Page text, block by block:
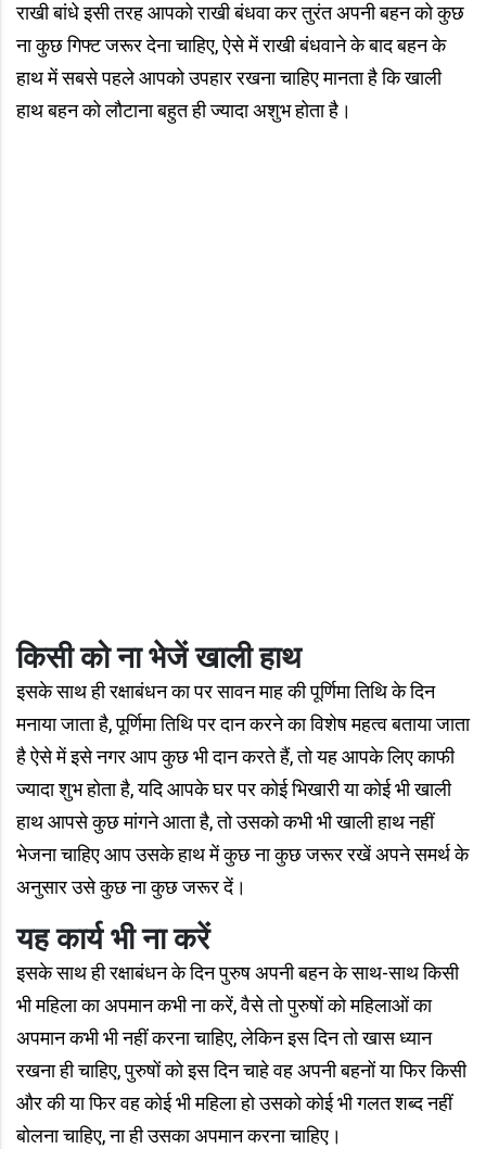
राखी बांधे इसी तरह आपको राखी बंधवा कर तुरंत अपनी बहन को कुछ
ना कुछ गिफ्ट जरूर देना चाहिए, ऐसे में राखी बंधवाने के बाद बहन के
हाथ में सबसे पहले आपको उपहार रखना चाहिए मानता है कि खाली
हाथ बहन को लौटाना बहुत ही ज्यादा अशुभ होता है।
किसी को ना भेजें खाली हाथ
इसके साथ ही रक्षाबंधन का पर सावन माह की पूर्णिमा तिथि के दिन
मनाया जाता है, पूर्णिमा तिथि पर दान करने का विशेष महत्व बताया जाता
है ऐसे में इसे नगर आप कुछ भी दान करते हैं, तो यह आपके लिए काफी
ज्यादा शुभ होता है, यदि आपके घर पर कोई भिखारी या कोई भी खाली
हाथ आपसे कुछ मांगने आता है, तो उसको कभी भी खाली हाथ नहीं
भेजना चाहिए आप उसके हाथ में कुछ ना कुछ जरूर रखें अपने समर्थ के
अनुसार उसे कुछ ना कुछ जरूर दें।
यह कार्य भी ना करें
इसके साथ ही रक्षाबंधन के दिन पुरुष अपनी बहन के साथ-साथ किसी
भी महिला का अपमान कभी ना करें, वैसे तो पुरुषों को महिलाओं का
अपमान कभी भी नहीं करना चाहिए, लेकिन इस दिन तो खास ध्यान
रखना ही चाहिए, पुरुषों को इस दिन चाहे वह अपनी बहनों या फिर किसी
और की या फिर वह कोई भी महिला हो उसको कोई भी गलत शब्द नहीं
बोलना चाहिए, ना ही उसका अपमान करना चाहिए।